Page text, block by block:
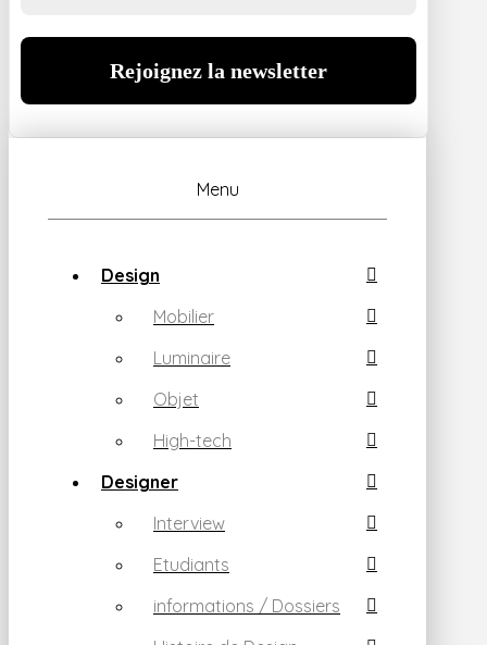
Menu
Design
Mobilier
Luminaire
Objet
High-tech
Designer
Interview
Etudiants
informations / Dossiers